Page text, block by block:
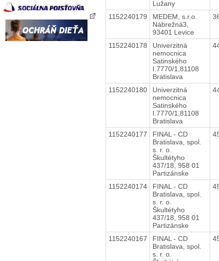
Lužany
1152240179
MEDEM, s.r.o.
Nábrežná3,
93401 Levice
1152240178
Univerzitná
nemocnica
Satinského
I.7770/1,81108
Bratislava
1152240180
Univerzitná
nemocnica
Satinského
I.7770/1,81108
Bratislava
1152240177
FINAL - CD
Bratislava, spol.
s. r. o.
Škultétyho
437/18, 958 01
Partizánske
1152240174
FINAL - CD
Bratislava, spol.
s. r. o.
Škultétyho
437/18, 958 01
Partizánske
1152240167
FINAL - CD
Bratislava, spol.
s. r. o.